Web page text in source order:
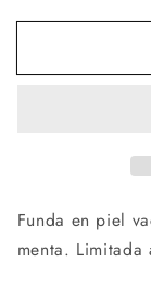
Funda en piel
menta.